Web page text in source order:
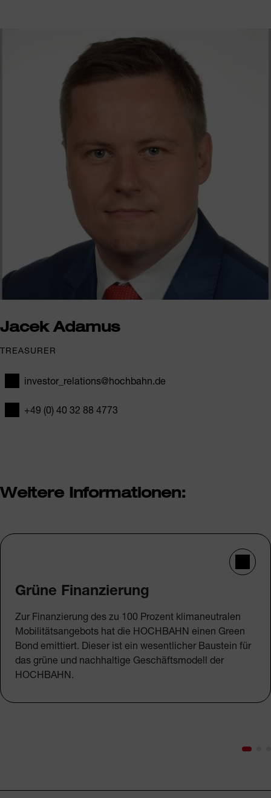
Jacek Adamus
TREASURER
E-Mail
investor_relations@hochbahn.de
Telefon
+49 (0) 40 32 88 4773
Weitere Informationen:
Grüne Finanzierung
Zur Finanzierung des zu 100 Prozent klimaneutralen
Mobilitätsangebots hat die HOCHBAHN einen Green
Bond emittiert. Dieser ist ein wesentlicher Baustein für
das grüne und nachhaltige Geschäftsmodell der
HOCHBAHN.